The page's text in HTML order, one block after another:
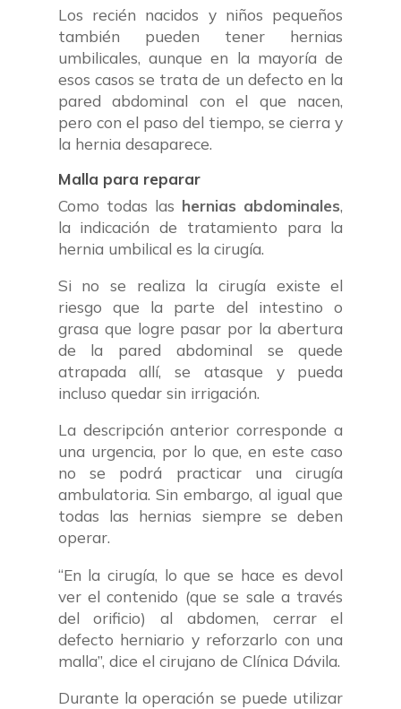
Los recién nacidos y niños pequeños
también pueden tener hernias
umbilicales, aunque en la mayoría de
esos casos se trata de un defecto en la
pared abdominal con el que nacen,
pero con el paso del tiempo, se cierra y
la hernia desaparece.
Malla para reparar
Como todas las hernias abdominales,
la indicación de tratamiento para la
hernia umbilical es la cirugía.
Si no se realiza la cirugía existe el
riesgo que la parte del intestino o
grasa que logre pasar por la abertura
de la pared abdominal se quede
atrapada allí, se atasque y pueda
incluso quedar sin irrigación.
La descripción anterior corresponde a
una urgencia, por lo que, en este caso
no se podrá practicar una cirugía
ambulatoria. Sin embargo, al igual que
todas las hernias siempre se deben
operar.
“En la cirugía, lo que se hace es devol
ver el contenido (que se sale a través
del orificio) al abdomen, cerrar el
defecto herniario y reforzarlo con una
malla”, dice el cirujano de Clínica Dávila.
Durante la operación se puede utilizar